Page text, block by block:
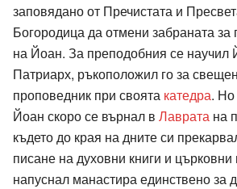
заповядано от Пречистата и
Богородица да отмени забраната
на Йоан. За преподобния се научил
Патриарх, ръкоположил го за
проповедник при своята катедра. Но
Йоан скоро се върнал в Лаврата на
където до края на дните си
писане на духовни книги и
напуснал манастира единствено за